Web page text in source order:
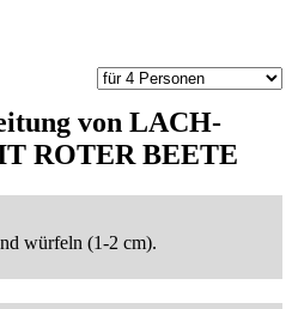
von LACH-
ROTER BEETE
würfeln (1-2 cm).